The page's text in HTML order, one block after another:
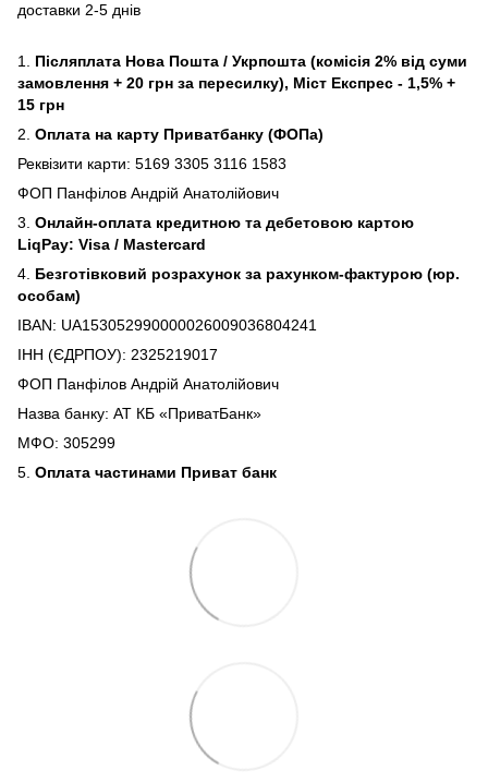
доставки 2-5 днів
1. Післяплата Нова Пошта / Укрпошта (комісія 2% від суми
замовлення + 20 грн за пересилку), Міст Експрес - 1,5% +
15 грн
2. Оплата на карту Приватбанку (ФОПа)
Реквізити карти: 5169 3305 3116 1583
ФОП Панфілов Андрій Анатолійович
3. Онлайн-оплата кредитною та дебетовою картою
LiqPay: Visa / Mastercard
4. Безготівковий розрахунок за рахунком-фактурою (юр.
особам)
IBAN: UA153052990000026009036804241
ІНН (ЄДРПОУ): 2325219017
ФОП Панфілов Андрій Анатолійович
Назва банку: АТ КБ «ПриватБанк»
МФО: 305299
5. Оплата частинами Приват банк